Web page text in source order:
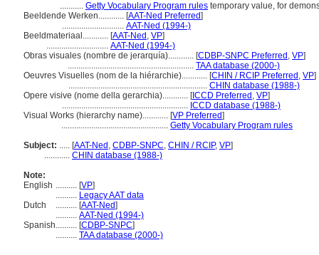
........... Getty Vocabulary Program rules temporary value, for
Beeldende Werken............ [AAT-Ned Preferred]
............................. AAT-Ned (1994-)
Beeldmateriaal............ [AAT-Ned , VP]
............................. AAT-Ned (1994-)
Obras visuales (nombre de jerarquía)............ [CDBP-SNPC Preferred , VP]
........................................................... TAA database (2000-)
Oeuvres Visuelles (nom de la hiérarchie)............ [CHIN / RCIP Preferred , VP]
................................................................. CHIN database (1988-)
Opere visive (nome della gerarchia)............ [ICCD Preferred , VP]
........................................................... ICCD database (1988-)
Visual Works (hierarchy name)............ [VP Preferred]
.................................................. Getty Vocabulary Program rules
Subject: ..... [AAT-Ned , CDBP-SNPC, CHIN / RCIP, VP]
............ CHIN database (1988-)
Note:
English .......... [VP]
.......... Legacy AAT data
Dutch
.......... [AAT-Ned]
.......... AAT-Ned (1994-)
Spanish.......... [CDBP-SNPC]
.......... TAA database (2000-)